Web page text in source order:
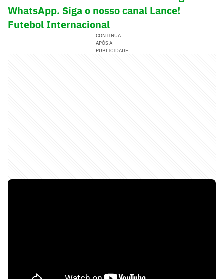
WhatsApp. Siga o nosso canal Lance!
Futebol Internacional
CONTINUA
APÓS A
PUBLICIDADE